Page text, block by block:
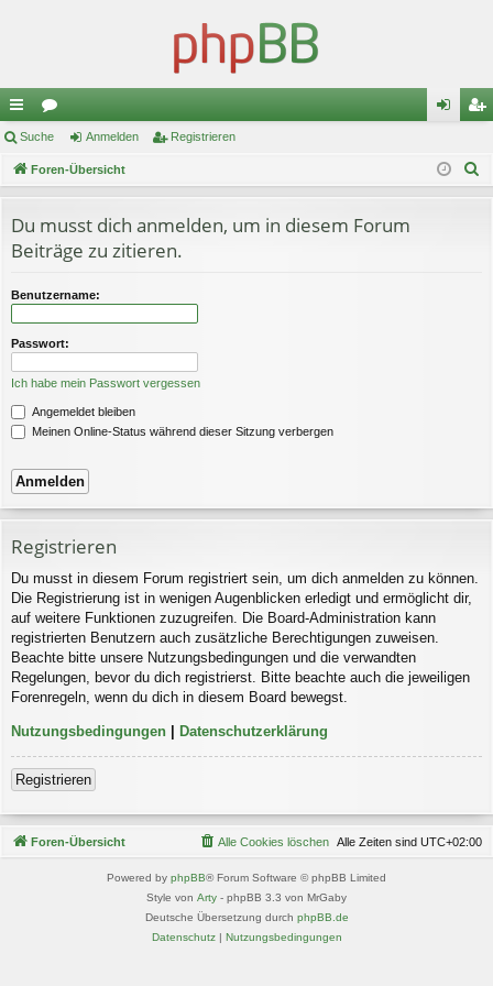
ch
ne
ug
or
en m ist
Suche Anmelden Registrieren
Foren-Übersicht
Du musst dich anmelden, um in diesem Forum
Beiträge zu zitieren.
Benutzername:
Passwort:
Ich habe mein Passwort vergessen
Angemeldet bleiben
Meinen Online-Status während dieser Sitzung verbergen
Registrieren
Du musst in diesem Forum registriert sein, um dich anmelden zu können.
Die Registrierung ist in wenigen Augenblicken erledigt und ermöglicht dir,
auf weitere Funktionen zuzugreifen. Die Board-Administration kann
registrierten Benutzern auch zusätzliche Berechtigungen zuweisen.
Beachte bitte unsere Nutzungsbedingungen und die verwandten
Regelungen, bevor du dich registrierst. Bitte beachte auch die jeweiligen
Forenregeln, wenn du dich in diesem Board bewegst.
Nutzungsbedingungen | Datenschutzerklärung
Registrieren
Foren-Übersicht Alle Zeiten sind UTC+02:00
Alle Cookies löschen
Powered by phpBB® Forum Software © phpBB Limited
Style von Arty - phpBB 3.3 von MrGaby
Deutsche Übersetzung durch phpBB.de
Datenschutz| Nutzungsbedingungen